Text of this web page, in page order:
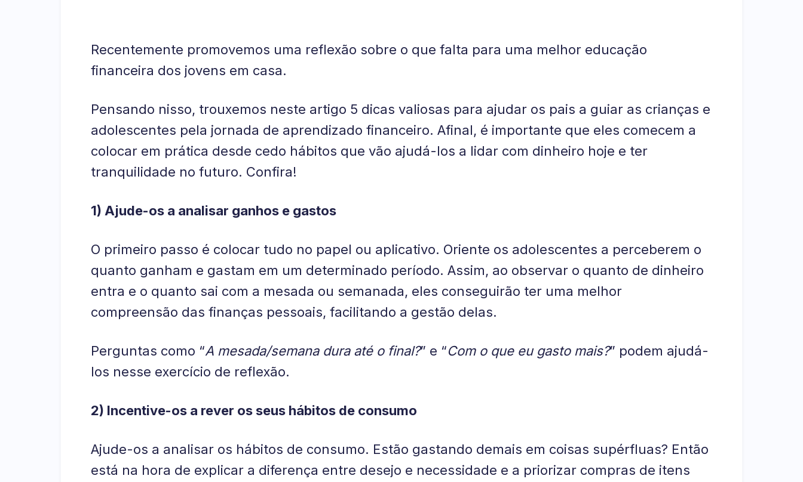
Recentemente promovemos uma reflexão sobre o que falta para uma melhor educação
financeira dos jovens em casa.
Pensando nisso, trouxemos neste artigo 5 dicas valiosas para ajudar os pais a guiar as crianças e
adolescentes pela jornada de aprendizado financeiro. Afinal, é importante que eles comecem a
colocar em prática desde cedo hábitos que vão ajudá-los a lidar com dinheiro hoje e ter
tranquilidade no futuro. Confira!
1) Ajude-os a analisar ganhos e gastos
O primeiro passo é colocar tudo no papel ou aplicativo. Oriente os adolescentes a perceberem o
quanto ganham e gastam em um determinado período. Assim, ao observar o quanto de dinheiro
entra e o quanto sai com a mesada ou semanada, eles conseguirão ter uma melhor
compreensão das finanças pessoais, facilitando a gestão delas.
Perguntas como “A mesada/semana dura até o final?” e “Com o que eu gasto mais?” podem ajudá-
los nesse exercício de reflexão.
2) Incentive-os a rever os seus hábitos de consumo
Ajude-os a analisar os hábitos de consumo. Estão gastando demais em coisas supérfluas? Então
está na hora de explicar a diferença entre desejo e necessidade e a priorizar compras de itens